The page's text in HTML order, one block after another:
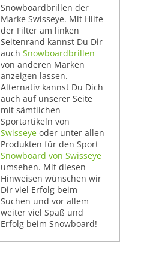
Snowboardbrillen der
Marke Swisseye. Mit Hilfe
der Filter am linken
Seitenrand kannst Du Dir
auch Snowboardbrillen
von anderen Marken
anzeigen lassen.
Alternativ kannst Du Dich
auch auf unserer Seite
mit sämtlichen
Sportartikeln von
Swisseye oder unter allen
Produkten für den Sport
Snowboard von Swisseye
umsehen. Mit diesen
Hinweisen wünschen wir
Dir viel Erfolg beim
Suchen und vor allem
weiter viel Spaß und
Erfolg beim Snowboard!